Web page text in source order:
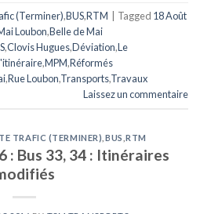
(Terminer),BUS,RTM Tagged 18 Août
Loubon,Belle de Mai
,Clovis Hugues,Déviation,Le
,MPM,Réformés
,Rue Loubon,Transports,Travaux
Laissez un commentaire
TRAFIC (TERMINER) BUS ,RTM
: Bus 33, 34 : Itinéraires